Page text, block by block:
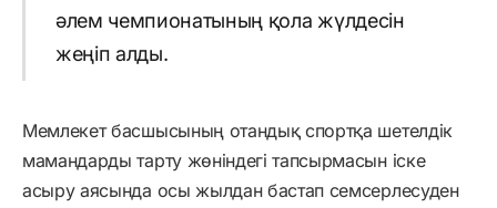
әлем чемпионатының қола жүлдесін
жеңіп алды.
Мемлекет басшысының отандық спортқа шетелдік
мамандарды тарту жөніндегі тапсырмасын іске
асыру аясында осы жылдан бастап семсерлесуден